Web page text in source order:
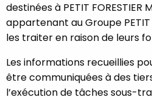
destinées à PETIT FORESTIER
appartenant au Groupe PETIT
les traiter en raison de leurs
Les informations recueillies
être communiquées à des
l’exécution de tâches sous-